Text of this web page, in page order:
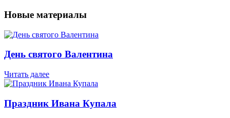
Новые материалы
День святого Валентина
Читать далее
Праздник Ивана Купала